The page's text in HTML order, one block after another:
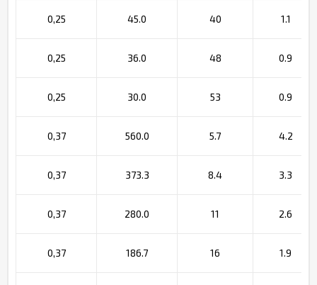
0,25 45.0 40 1.1
0,25 36.0 48 0.9
0,25 30.0 53 0.9
0,37 560.0 5.7 4.2
0,37 373.3 8.4 3.3
0,37 280.0 11 2.6
0,37 186.7 16 1.9